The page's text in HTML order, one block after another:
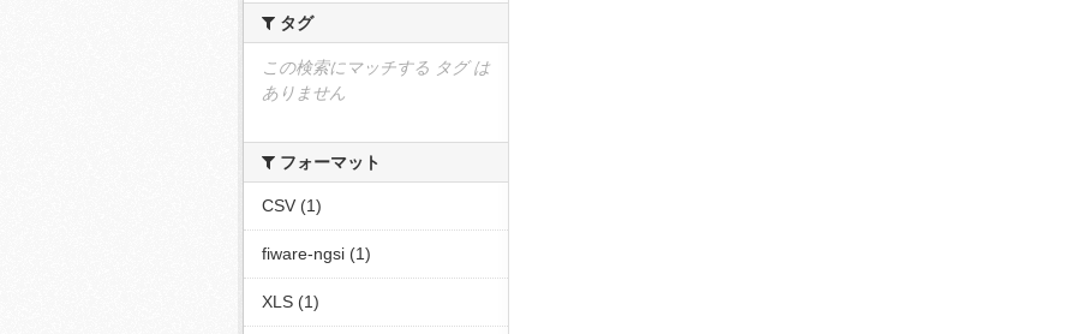
タグ
この検索にマッチする タグ は
ありません
フォーマット
CSV (1)
fiware-ngsi (1)
XLS (1)